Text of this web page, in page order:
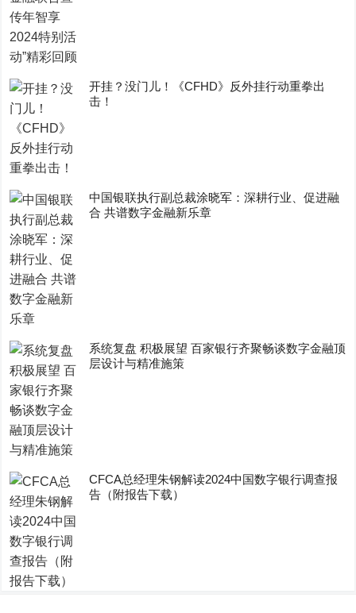
开挂？没门儿！《CFHD》反外挂行动重拳出
击！
中国银联执行副总裁涂晓军：深耕行业、促进融
合 共谱数字金融新乐章
系统复盘 积极展望 百家银行齐聚畅谈数字金融顶
层设计与精准施策
CFCA总经理朱钢解读2024中国数字银行调查报
告（附报告下载）